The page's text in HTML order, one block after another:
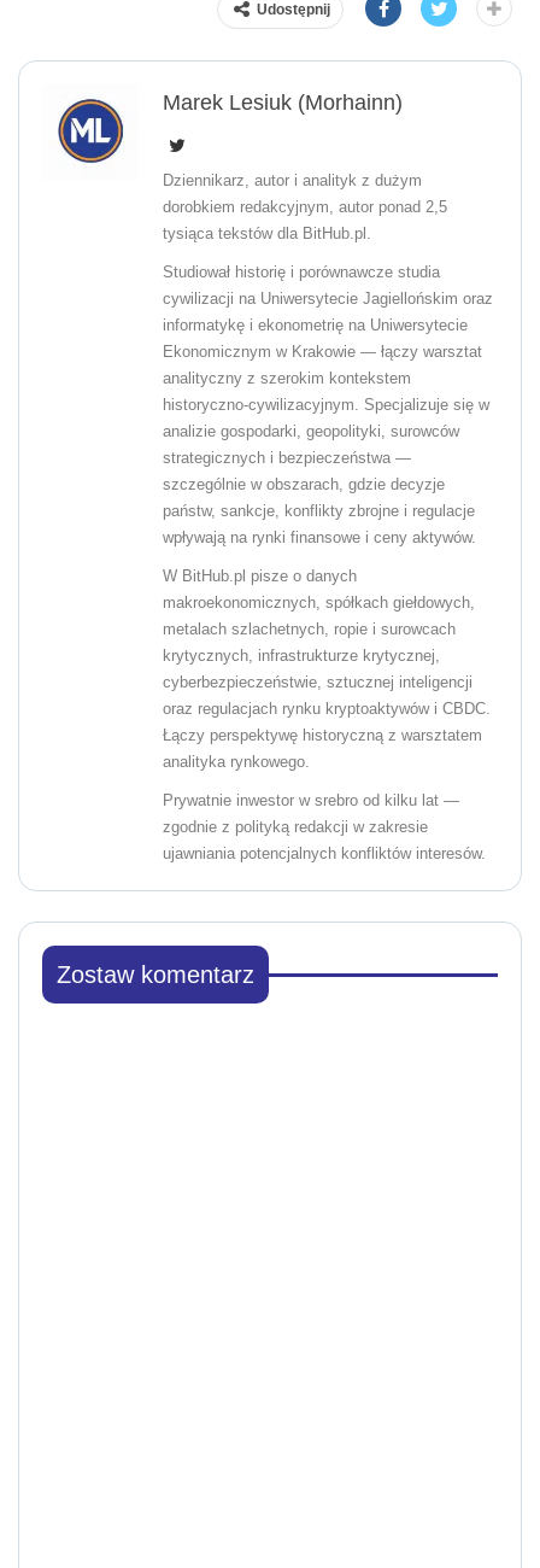
Udostępnij
Marek Lesiuk (Morhainn)
Dziennikarz, autor i analityk z dużym
dorobkiem redakcyjnym, autor ponad 2,5
tysiąca tekstów dla BitHub.pl.
Studiował historię i porównawcze studia
cywilizacji na Uniwersytecie Jagiellońskim oraz
informatykę i ekonometrię na Uniwersytecie
Ekonomicznym w Krakowie — łączy warsztat
analityczny z szerokim kontekstem
historyczno-cywilizacyjnym. Specjalizuje się w
analizie gospodarki, geopolityki, surowców
strategicznych i bezpieczeństwa —
szczególnie w obszarach, gdzie decyzje
państw, sankcje, konflikty zbrojne i regulacje
wpływają na rynki finansowe i ceny aktywów.
W BitHub.pl pisze o danych
makroekonomicznych, spółkach giełdowych,
metalach szlachetnych, ropie i surowcach
krytycznych, infrastrukturze krytycznej,
cyberbezpieczeństwie, sztucznej inteligencji
oraz regulacjach rynku kryptoaktywów i CBDC.
Łączy perspektywę historyczną z warsztatem
analityka rynkowego.
Prywatnie inwestor w srebro od kilku lat —
zgodnie z polityką redakcji w zakresie
ujawniania potencjalnych konfliktów interesów.
Zostaw komentarz